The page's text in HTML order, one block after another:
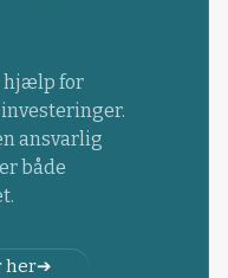
hjælp for
ansvarlig
både
her